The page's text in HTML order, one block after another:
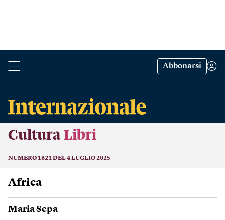
Abbonarsi
Cultura Libri
NUMERO 1621 DEL 4 LUGLIO 2025
Africa
Maria Sepa